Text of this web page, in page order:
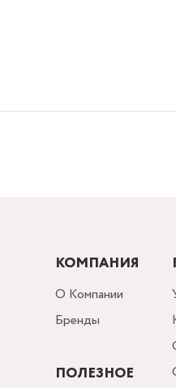
КОМПАНИЯ
О Компании
Бренды
ПОЛЕЗНОЕ